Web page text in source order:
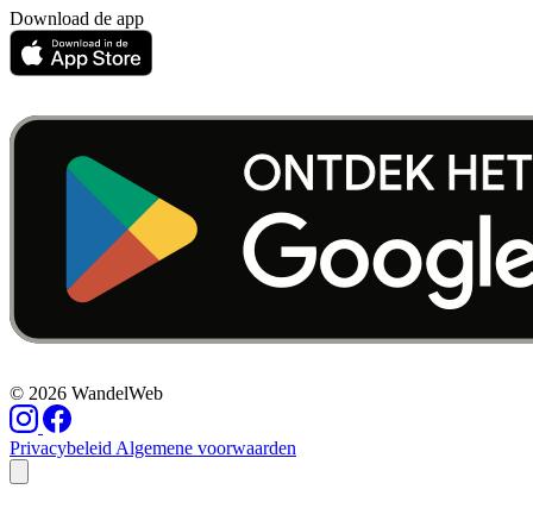
Download de app
© 2026 WandelWeb
PrivacybeleidAlgemene voorwaarden